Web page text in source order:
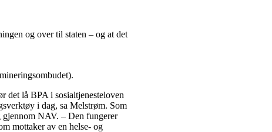
og over til staten – og at det
det lå BPA i sosialtjenesteloven
i dag, sa Melstrøm. Som
gjennom NAV. – Den fungerer
mottaker av en helse- og